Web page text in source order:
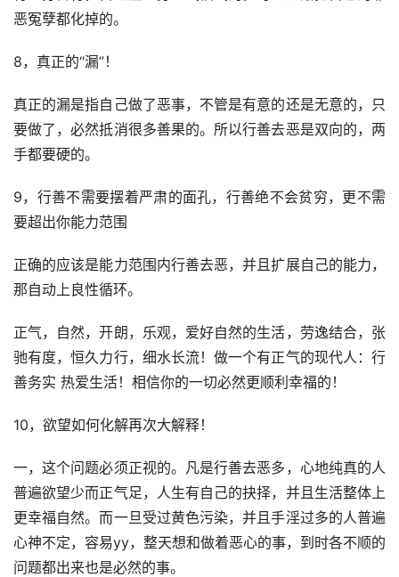
恶冤孽都化掉的。
8，真正的“漏”！
真正的漏是指自己做了恶事，不管是有意的还是无意的，只
要做了，必然抵消很多善果的。所以行善去恶是双向的，两
手都要硬的。
9，行善不需要摆着严肃的面孔，行善绝不会贫穷，更不需
要超出你能力范围
正确的应该是能力范围内行善去恶，并且扩展自己的能力，
那自动上良性循环。
正气，自然，开朗，乐观，爱好自然的生活，劳逸结合，张
驰有度，恒久力行，细水长流！做一个有正气的现代人：行
善务实 热爱生活！相信你的一切必然更顺利幸福的！
10，欲望如何化解再次大解释！
一，这个问题必须正视的。凡是行善去恶多，心地纯真的人
普遍欲望少而正气足，人生有自己的抉择，并且生活整体上
更幸福自然。而一旦受过黄色污染，并且手淫过多的人普遍
心神不定，容易yy，整天想和做着恶心的事，到时各不顺的
问题都出来也是必然的事。